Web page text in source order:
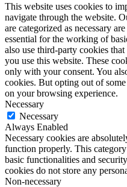
This website uses cookies to
navigate through the website.
are categorized as necessary
essential for the working of
also use third-party cookies
you use this website. These
only with your consent. You
cookies. But opting out of
on your browsing experience.
Necessary
Necessary
Always Enabled
Necessary cookies are
function properly. This
basic functionalities and
cookies do not store any
Non-necessary